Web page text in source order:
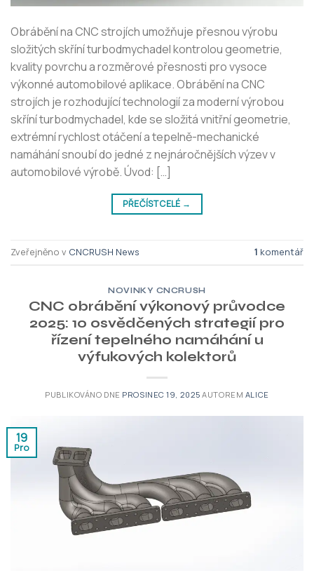
Obrábění na CNC strojích umožňuje přesnou výrobu
složitých skříní turbodmychadel kontrolou geometrie,
kvality povrchu a rozměrové přesnosti pro vysoce
výkonné automobilové aplikace. Obrábění na CNC
strojích je rozhodující technologií za moderní výrobou
skříní turbodmychadel, kde se složitá vnitřní geometrie,
extrémní rychlost otáčení a tepelně-mechanické
namáhání snoubí do jedné z nejnáročnějších výzev v
automobilové výrobě. Úvod: […]
PŘEČÍST CELÉ →
Zveřejněno v CNCRUSH News 1 komentář
NOVINKY CNCRUSH
CNC obrábění výkonový průvodce
2025: 10 osvědčených strategií pro
řízení tepelného namáhání u
výfukových kolektorů
PUBLIKOVÁNO DNE PROSINEC 19, 2025 AUTOREM ALICE
19
Pro